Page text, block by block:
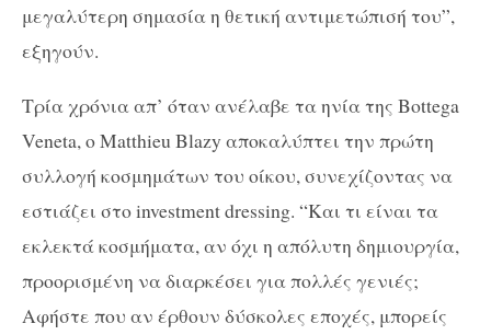
μεγαλύτερη σημασία η θετική αντιμετώπισή του”,
εξηγούν.
Τρία χρόνια απ’ όταν ανέλαβε τα ηνία της Bottega
Veneta, ο Matthieu Blazy αποκαλύπτει την πρώτη
συλλογή κοσμημάτων του οίκου, συνεχίζοντας να
εστιάζει στο investment dressing. “Και τι είναι τα
εκλεκτά κοσμήματα, αν όχι η απόλυτη δημιουργία,
προορισμένη να διαρκέσει για πολλές γενιές;
Αφήστε που αν έρθουν δύσκολες εποχές, μπορείς